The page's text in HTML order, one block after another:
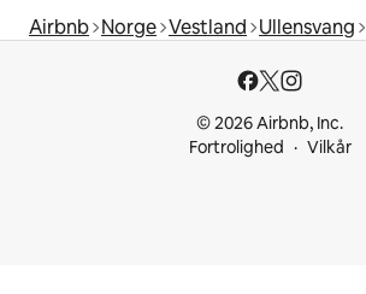
Airbnb Norge Vestland Ullensvang
© 2026 Airbnb, Inc.
Fortrolighed
Vilkår